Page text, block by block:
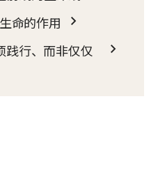
命的作用
践行、而非仅仅